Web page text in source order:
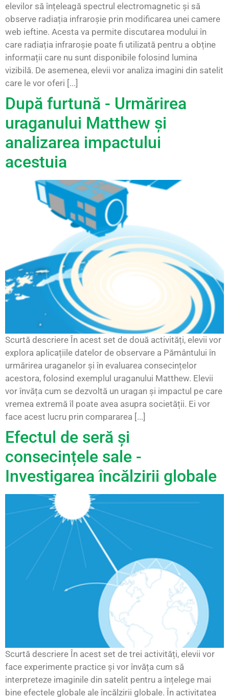
elevilor să înțeleagă spectrul electromagnetic și să
observe radiația infraroșie prin modificarea unei camere
web ieftine. Acesta va permite discutarea modului în
care radiația infraroșie poate fi utilizată pentru a obține
informații care nu sunt disponibile folosind lumina
vizibilă. De asemenea, elevii vor analiza imagini din satelit
care le vor oferi [...]
După furtună - Urmărirea
uraganului Matthew și
analizarea impactului
acestuia
Scurtă descriere În acest set de două activități, elevii vor
explora aplicațiile datelor de observare a Pământului în
urmărirea uraganelor și în evaluarea consecințelor
acestora, folosind exemplul uraganului Matthew. Elevii
vor învăța cum se dezvoltă un uragan și impactul pe care
vremea extremă îl poate avea asupra societății. Ei vor
face acest lucru prin compararea [...]
Efectul de seră și
consecințele sale -
Investigarea încălzirii globale
Scurtă descriere În acest set de trei activități, elevii vor
face experimente practice și vor învăța cum să
interpreteze imaginile din satelit pentru a înțelege mai
bine efectele globale ale încălzirii globale. În activitatea